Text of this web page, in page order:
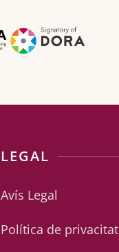
LEGAL
Avís Legal
Política de privacitat